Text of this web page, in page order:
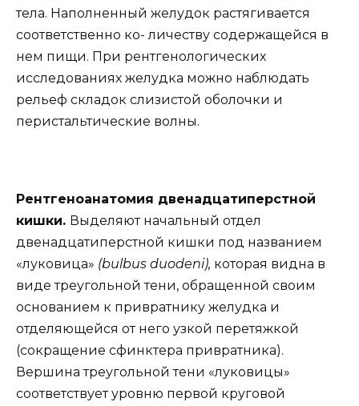
тела. Наполненный желудок растягивается
соответственно ко- личеству содержащейся в
нем пищи. При рентгенологических
исследованиях желудка можно наблюдать
рельеф складок слизистой оболочки и
перистальтические волны.
Рентгеноанатомия двенадцатиперстной
кишки. Выделяют начальный отдел
двенадцатиперстной кишки под названием
«луковица» (bulbus duodeni), которая видна в
виде треугольной тени, обращенной своим
основанием к привратнику желудка и
отделяющейся от него узкой перетяжкой
(сокращение сфинктера привратника).
Вершина треугольной тени «луковицы»
соответствует уровню первой круговой